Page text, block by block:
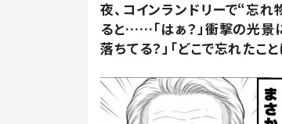
夜、コインランドリーで“忘れ
ると……「はぁ？」衝撃の光景に
落ちてる？」「どこで忘れたこと